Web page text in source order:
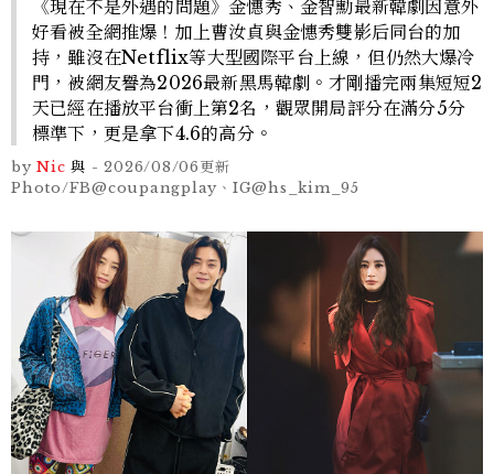
《現在不是外遇的問題》金憓秀、金智勳最新韓劇因意外
好看被全網推爆！加上曹汝貞與金憓秀雙影后同台的加
持，雖沒在Netflix等大型國際平台上線，但仍然大爆冷
門，被網友譽為2026最新黑馬韓劇。才剛播完兩集短短2
天已經在播放平台衝上第2名，觀眾開局評分在滿分5分
標準下，更是拿下4.6的高分。
by Nic 與 -2026/08/06更新
Photo/FB@coupangplay、IG@hs_kim_95